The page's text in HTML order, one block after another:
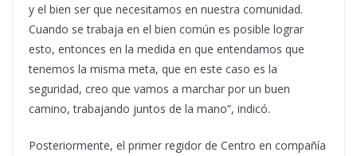
y el bien ser que necesitamos en nuestra comunidad.
Cuando se trabaja en el bien común es posible lograr
esto, entonces en la medida en que entendamos que
tenemos la misma meta, que en este caso es la
seguridad, creo que vamos a marchar por un buen
camino, trabajando juntos de la mano”, indicó.
Posteriormente, el primer regidor de Centro en compañía